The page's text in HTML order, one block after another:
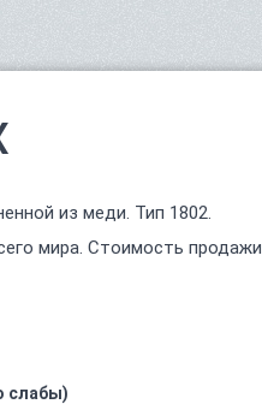
из меди. Тип 1802.
мира. Стоимость продажи
слабы)